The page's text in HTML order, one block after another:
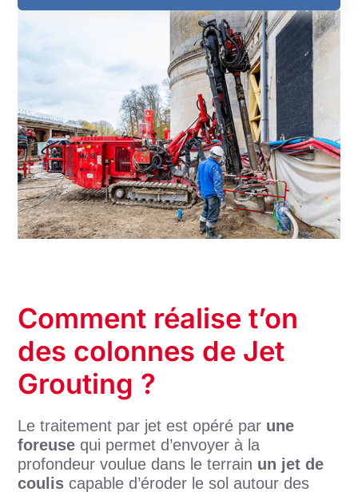
Comment réalise t’on
des colonnes de Jet
Grouting ?
Le traitement par jet est opéré par une
foreuse qui permet d’envoyer à la
profondeur voulue dans le terrain un jet de
coulis capable d’éroder le sol autour des